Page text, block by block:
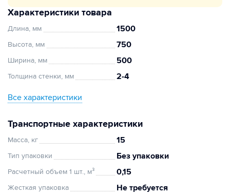
Характеристики товара
Длина, мм 1500
Высота, мм 750
Ширина, мм 500
Толщина стенки, мм 2-4
Все характеристики
Транспортные характеристики
Масса, кг 15
Тип упаковки Без упаковки
Расчетный объем 1 шт., м³ 0,15
Жесткая упаковка Не требуется